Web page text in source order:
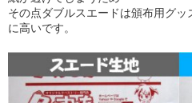
その点ダブルスエードは頒布用グ
に高いです。